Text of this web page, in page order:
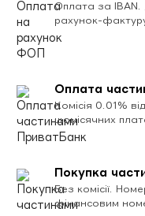
Оплата за
рахунок-
Оплата
Комісія 0.01%
щомісячних
Покупка
Без комісії.
фінансовим